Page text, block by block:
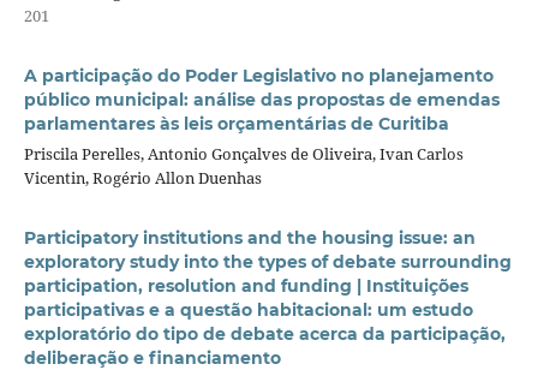
201
A participação do Poder Legislativo no planejamento
público municipal: análise das propostas de emendas
parlamentares às leis orçamentárias de Curitiba
Priscila Perelles, Antonio Gonçalves de Oliveira, Ivan Carlos
Vicentin, Rogério Allon Duenhas
Participatory institutions and the housing issue: an
exploratory study into the types of debate surrounding
participation, resolution and funding | Instituições
participativas e a questão habitacional: um estudo
exploratório do tipo de debate acerca da participação,
deliberação e financiamento